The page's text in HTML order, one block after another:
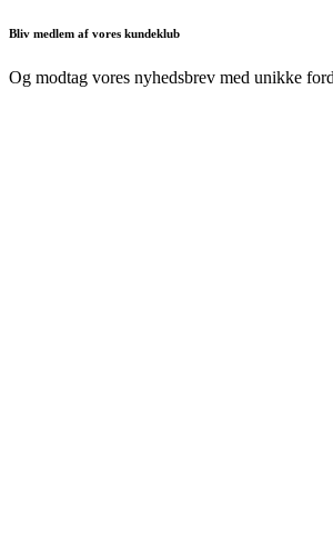
Bliv medlem af vores kundeklub
Og modtag vores nyhedsbrev med unikke